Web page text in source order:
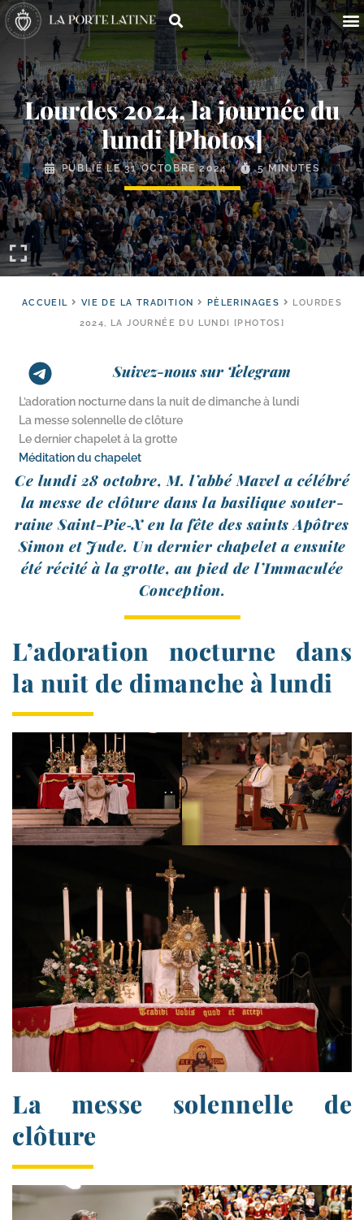
Lourdes 2024, la journée du
lundi [Photos]
PUBLIÉ LE31 OCTOBRE 2024 5 MINUTES
ACCUEIL VIE DE LA TRADITION PÈLERINAGES
LOURDES
2024, LA JOURNÉE DU LUNDI [PHOTOS]
Suivez-nous sur Telegram
L’adoration nocturne dans la nuit de dimanche à lundi
La messe solennelle de clôture
Le dernier chapelet à la grotte
Méditation du chapelet
Ce lun­di 28 octobre, M. l’ab­bé Mavel a célé­bré
la messe de clô­ture dans la basi­lique sou­ter­
raine Saint-​Pie‑X en la fête des saints Apôtres
Simon et Jude. Un der­nier cha­pe­let a ensuite
été réci­té à la grotte, au pied de l’Immaculée
Conception.
L’adoration nocturne dans
la nuit de dimanche à lundi
La messe solennelle de
clôture